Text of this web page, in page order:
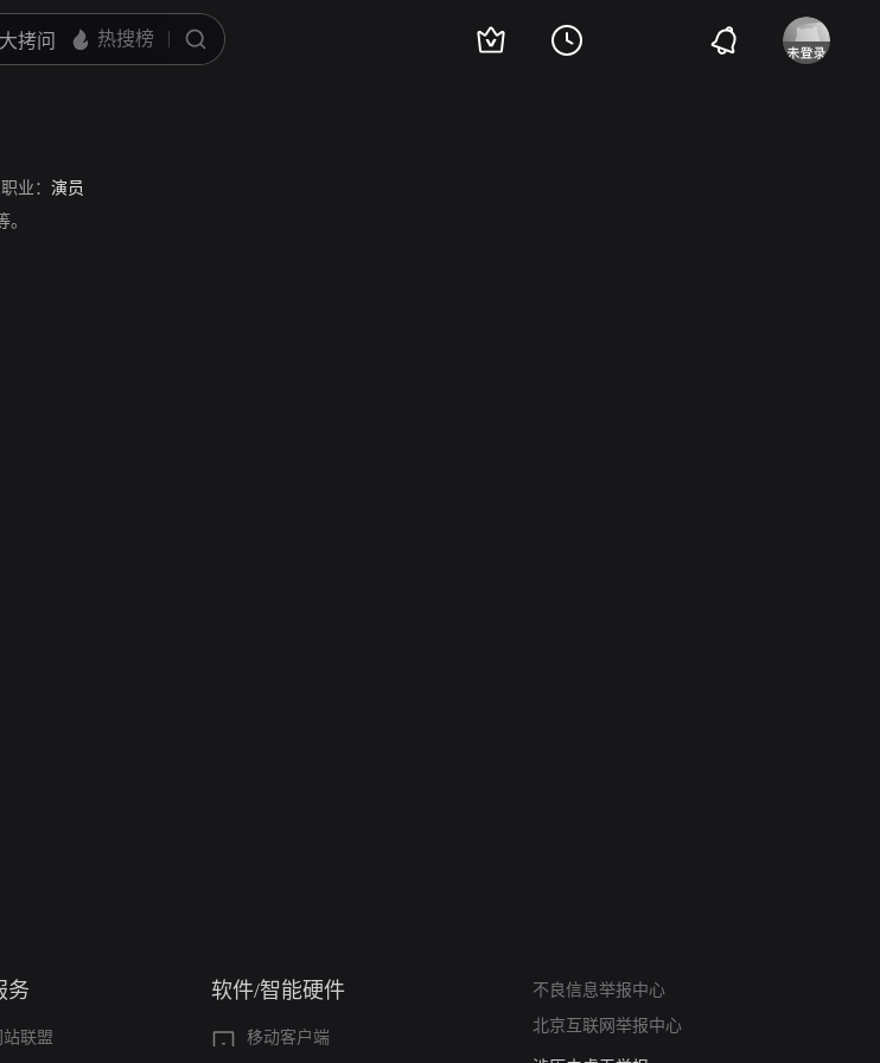
职业： 演员
务
站联盟
软件/智能硬件
移动客户端
不良信息举报中心
北京互联网举报中心
亚运会举报专区